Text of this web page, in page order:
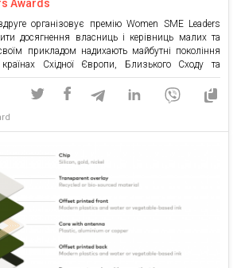
Awards
організовує премію Women SME Leaders
досягнення власниць і керівниць малих та
своїм прикладом надихають майбутні покоління
Східної Європи, Близького Сходу та
у 2022 році для підтримки
привернути увагу до жінок, які будують
успішного проведення першої […]